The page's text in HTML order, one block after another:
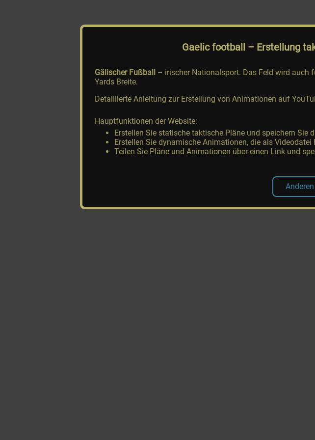
Gaelic football – Erstellung
Gälischer Fußball – irischer Nationalsport. Das Feld wird auch
Yards Breite.
Detaillierte Anleitung zur Erstellung von Animationen auf
Hauptfunktionen der Website:
Erstellen Sie statische taktische Pläne und speichern Sie
Erstellen Sie dynamische Animationen, die als Videodatei
Teilen Sie Pläne und Animationen über einen Link und